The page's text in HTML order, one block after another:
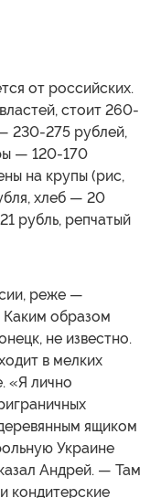
от российских.
стоит 260-
230-275 рублей,
— 120-170
на крупы (рис,
хлеб — 20
рубль, репчатый
реже —
Каким образом
не известно.
в мелких
«Я лично
ящиком
Украине
Андрей. — Там
кондитерские